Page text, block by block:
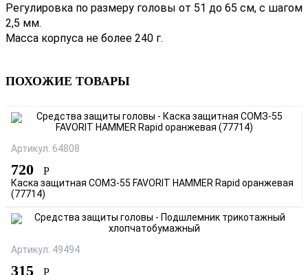
Регулировка по размеру головы от 51 до 65 см, с шагом
2,5 мм.
Масса корпуса не более 240 г.
ПОХОЖИЕ ТОВАРЫ
Артикул: 64808
720 Р
Каска защитная СОМЗ-55 FAVORIT HAMMER Rapid оранжевая
(77714)
Артикул: 49494
315 Р